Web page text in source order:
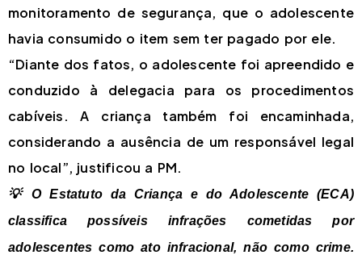
monitoramento de segurança, que o adolescente
havia consumido o item sem ter pagado por ele.
“Diante dos fatos, o adolescente foi apreendido e
conduzido à delegacia para os procedimentos
cabíveis. A criança também foi encaminhada,
considerando a ausência de um responsável legal
no local”, justificou a PM.
💡 O Estatuto da Criança e do Adolescente (ECA)
classifica possíveis infrações cometidas por
adolescentes como ato infracional, não como crime.